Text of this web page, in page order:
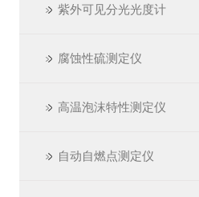
紫外可见分光光度计
腐蚀性硫测定仪
高温泡沫特性测定仪
自动自燃点测定仪